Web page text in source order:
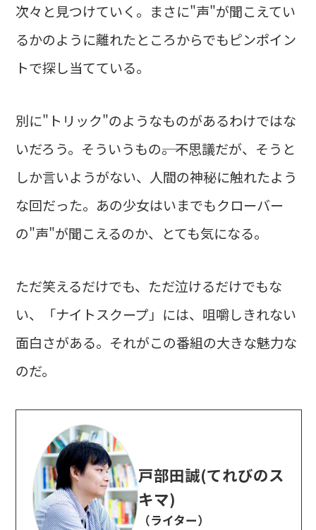
次々と見つけていく。まさに"声"が聞こえてい
るかのように離れたところからでもピンポイン
トで探し当てている。
別に"トリック"のようなものがあるわけではな
いだろう。そういうもの――。不思議だが、そうと
しか言いようがない、人間の神秘に触れたよう
な回だった。あの少女はいまでもクローバー
の"声"が聞こえるのか、とても気になる。
ただ笑えるだけでも、ただ泣けるだけでもな
い、「ナイトスクープ」には、咀嚼しきれない
面白さがある。それがこの番組の大きな魅力な
のだ。
戸部田誠(てれびのス
キマ)
（ライター）